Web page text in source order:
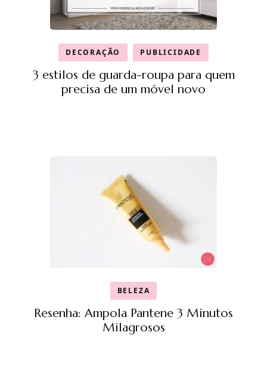
DECORAÇÃO PUBLICIDADE
3 estilos de guarda-roupa para quem
precisa de um móvel novo
BELEZA
Resenha: Ampola Pantene 3 Minutos
Milagrosos